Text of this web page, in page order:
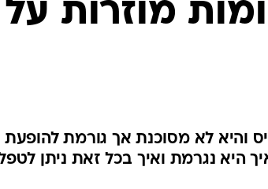
רפואה
כל
כתבו לנו
מוזרות על
והיא לא מסוכנת אך גורמת להופעת
היא נגרמת ואיך בכל זאת ניתן